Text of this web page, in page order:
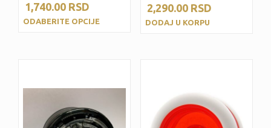
1,740.00 RSD
ODABERITE OPCIJE
2,290.00RSD
DODAJ U KORPU